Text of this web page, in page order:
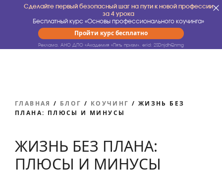
Сделайте первый безопасный шаг на пути к новой профессии
за 4 урока
Бесплатный курс «Основы профессионального коучинга»
Пройти курс бесплатно
Реклама. АНО ДПО «Академия «Пять призм». erid: 2SDnjdhQnmg
ГЛАВНАЯ / БЛОГ / КОУЧИНГ / ЖИЗНЬ БЕЗ
ПЛАНА: ПЛЮСЫ И МИНУСЫ
ЖИЗНЬ БЕЗ ПЛАНА:
ПЛЮСЫ И МИНУСЫ